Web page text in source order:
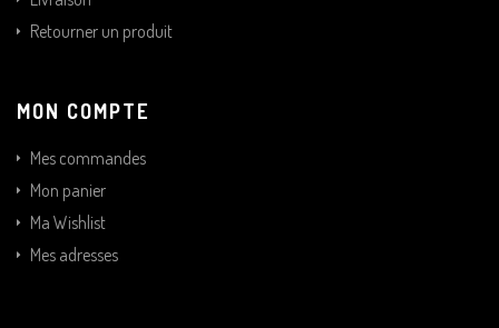
Retourner un produit
MON COMPTE
Mes commandes
Mon panier
Ma Wishlist
Mes adresses